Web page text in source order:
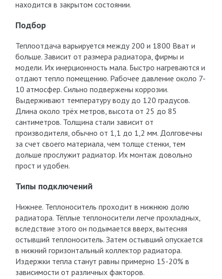
находится в закрытом состоянии.
Подбор
Теплоотдача варьируется между 200 и 1800 Вват и
больше. Зависит от размера радиатора, фирмы и
модели. Их инерционность мала. Быстро нагреваются и
отдают тепло помещению. Рабочее давление около 7-
10 атмосфер. Сильно подвержены коррозии.
Выдерживают температуру воду до 120 градусов.
Длина около трёх метров, высота от 25 до 85
сантиметров. Толщина стали зависит от
производителя, обычно от 1,1 до 1,2 мм. Долговечны
за счет своего материала, чем толще стенки, тем
дольше прослужит радиатор. Их монтаж довольно
прост и удобен.
Типы подключений
Нижнее. Теплоноситель проходит в нижнюю долю
радиатора. Тёплые теплоносители легче прохладных,
вследствие этого он подымается вверх, вытесняя
остывший теплоноситель. Затем остывший опускается
в нижний горизонтальный коллектор радиатора.
Издержки тепла станут равны примерно 15-20% в
зависимости от различных факторов.